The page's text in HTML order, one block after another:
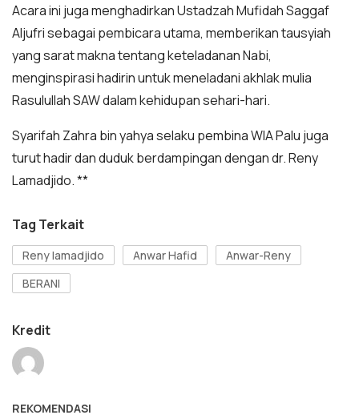
Acara ini juga menghadirkan Ustadzah Mufidah Saggaf
Aljufri sebagai pembicara utama, memberikan tausyiah
yang sarat makna tentang keteladanan Nabi,
menginspirasi hadirin untuk meneladani akhlak mulia
Rasulullah SAW dalam kehidupan sehari-hari.
Syarifah Zahra bin yahya selaku pembina WIA Palu juga
turut hadir dan duduk berdampingan dengan dr. Reny
Lamadjido. **
Tag Terkait
Reny lamadjido Anwar Hafid
Anwar-Reny
BERANI
Kredit
REKOMENDASI